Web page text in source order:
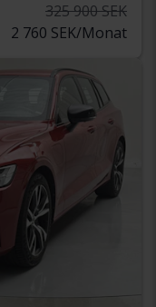
325 900 SEK
2 760 SEK/Monat